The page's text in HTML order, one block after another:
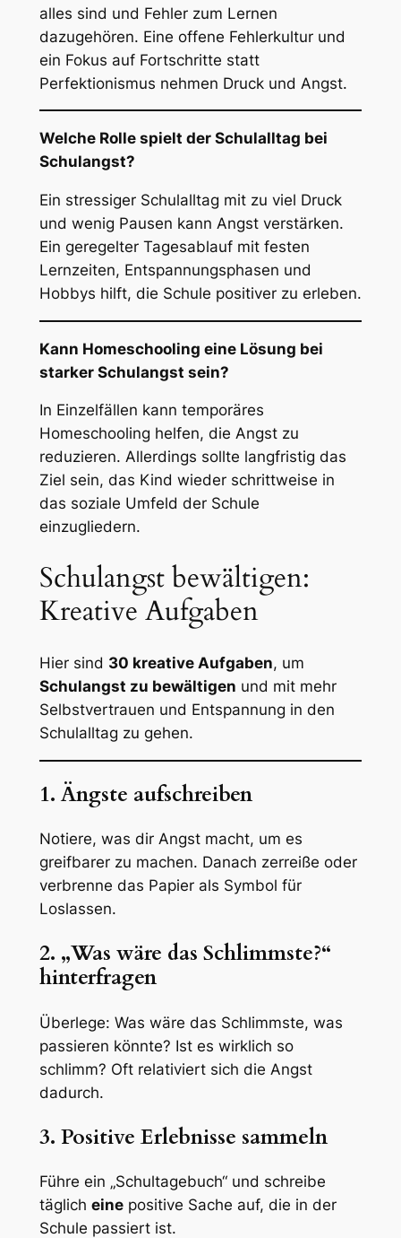
alles sind und Fehler zum Lernen
dazugehören. Eine offene Fehlerkultur und
ein Fokus auf Fortschritte statt
Perfektionismus nehmen Druck und Angst.
Welche Rolle spielt der Schulalltag bei
Schulangst?
Ein stressiger Schulalltag mit zu viel Druck
und wenig Pausen kann Angst verstärken.
Ein geregelter Tagesablauf mit festen
Lernzeiten, Entspannungsphasen und
Hobbys hilft, die Schule positiver zu erleben.
Kann Homeschooling eine Lösung bei
starker Schulangst sein?
In Einzelfällen kann temporäres
Homeschooling helfen, die Angst zu
reduzieren. Allerdings sollte langfristig das
Ziel sein, das Kind wieder schrittweise in
das soziale Umfeld der Schule
einzugliedern.
Schulangst bewältigen:
Kreative Aufgaben
Hier sind 30 kreative Aufgaben, um
Schulangst zu bewältigen und mit mehr
Selbstvertrauen und Entspannung in den
Schulalltag zu gehen.
1. Ängste aufschreiben
Notiere, was dir Angst macht, um es
greifbarer zu machen. Danach zerreiße oder
verbrenne das Papier als Symbol für
Loslassen.
2. „Was wäre das Schlimmste?“
hinterfragen
Überlege: Was wäre das Schlimmste, was
passieren könnte? Ist es wirklich so
schlimm? Oft relativiert sich die Angst
dadurch.
3. Positive Erlebnisse sammeln
Führe ein „Schultagebuch“ und schreibe
täglich einepositive Sache auf, die in der
Schule passiert ist.